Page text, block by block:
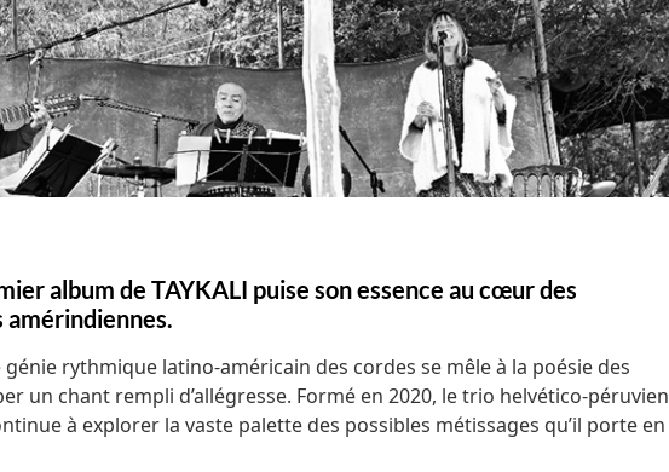
album de TAYKALI puise son essence au cœur des
rythmique latino-américain des cordes se mêle à la poésie des
un chant rempli d’allégresse. Formé en 2020, le trio helvético-péruvien
à explorer la vaste palette des possibles métissages qu’il porte en